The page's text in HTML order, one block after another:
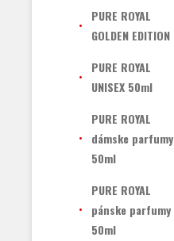
PURE ROYAL
GOLDEN EDITION
PURE ROYAL
UNISEX 50ml
PURE ROYAL
dámske parfumy
50ml
PURE ROYAL
pánske parfumy
50ml